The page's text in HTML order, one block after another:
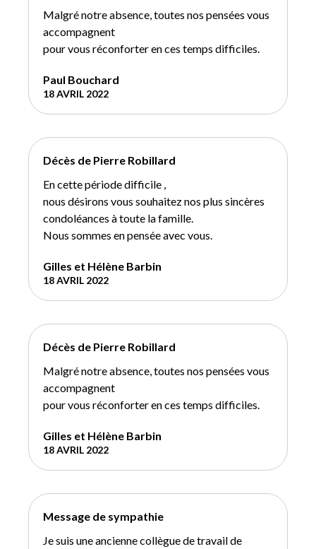
Malgré notre absence, toutes nos pensées vous
accompagnent
pour vous réconforter en ces temps difficiles.
Paul Bouchard
18 AVRIL 2022
Décès de Pierre Robillard
En cette période difficile ,
nous désirons vous souhaitez nos plus sincères
condoléances à toute la famille.
Nous sommes en pensée avec vous.
Gilles et Hélène Barbin
18 AVRIL 2022
Décès de Pierre Robillard
Malgré notre absence, toutes nos pensées vous
accompagnent
pour vous réconforter en ces temps difficiles.
Gilles et Hélène Barbin
18 AVRIL 2022
Message de sympathie
Je suis une ancienne collègue de travail de